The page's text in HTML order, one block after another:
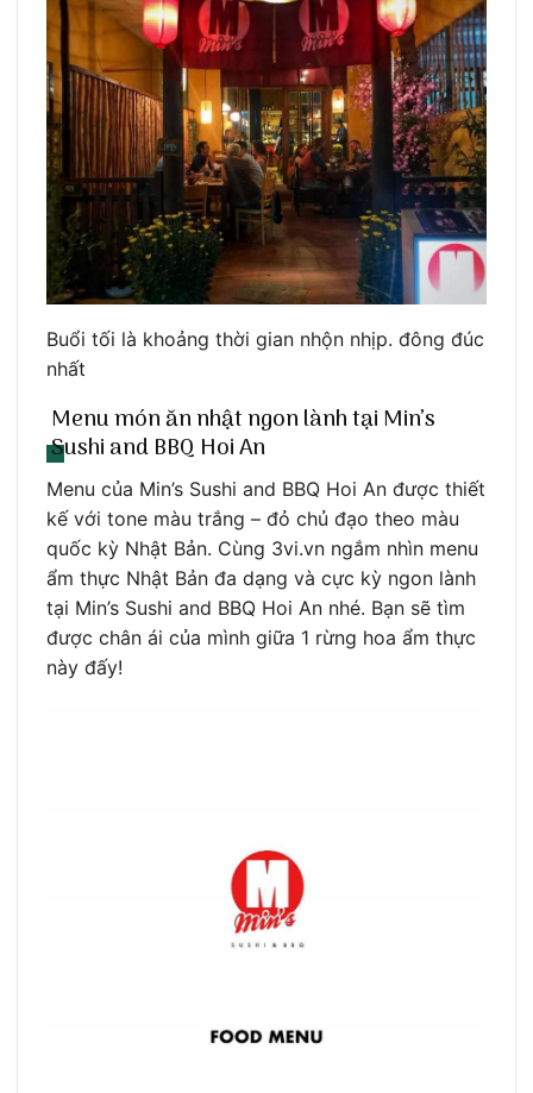
Buổi tối là khoảng thời gian nhộn nhịp. đông đúc
nhất
Menu món ăn nhật ngon lành tại Min’s
Sushi and BBQ Hoi An
Menu của Min’s Sushi and BBQ Hoi An được thiết
kế với tone màu trắng – đỏ chủ đạo theo màu
quốc kỳ Nhật Bản. Cùng 3vi.vn ngắm nhìn menu
ẩm thực Nhật Bản đa dạng và cực kỳ ngon lành
tại Min’s Sushi and BBQ Hoi An nhé. Bạn sẽ tìm
được chân ái của mình giữa 1 rừng hoa ẩm thực
này đấy!